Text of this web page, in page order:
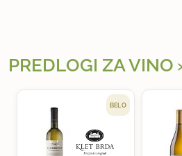
PREDLOGI ZA VINO
BELO